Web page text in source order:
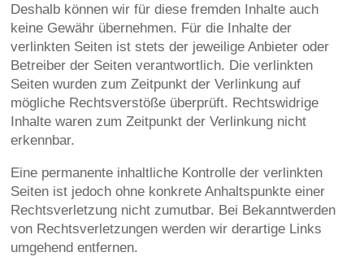
Deshalb können wir für diese fremden Inhalte auch
keine Gewähr übernehmen. Für die Inhalte der
verlinkten Seiten ist stets der jeweilige Anbieter oder
Betreiber der Seiten verantwortlich. Die verlinkten
Seiten wurden zum Zeitpunkt der Verlinkung auf
mögliche Rechtsverstöße überprüft. Rechtswidrige
Inhalte waren zum Zeitpunkt der Verlinkung nicht
erkennbar.
Eine permanente inhaltliche Kontrolle der verlinkten
Seiten ist jedoch ohne konkrete Anhaltspunkte einer
Rechtsverletzung nicht zumutbar. Bei Bekanntwerden
von Rechtsverletzungen werden wir derartige Links
umgehend entfernen.